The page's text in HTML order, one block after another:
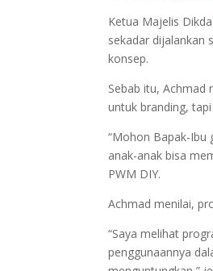
Ketua Majelis
sekadar dijalankan
konsep.
Sebab itu, Achmad
untuk branding,
“Mohon Bapak-Ibu
anak-anak bisa
PWM DIY.
Achmad menilai,
“Saya melihat
penggunaannya